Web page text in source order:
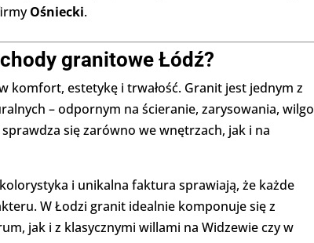
Ośniecki.
granitowe Łódź?
komfort, estetykę i trwałość. Granit jest jednym z
– odpornym na ścieranie, zarysowania,
się zarówno we wnętrzach, jak i na
i unikalna faktura sprawiają, że każde
W Łodzi granit idealnie komponuje się z
jak i z klasycznymi willami na Widzewie czy w